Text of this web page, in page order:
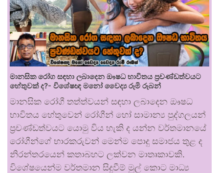
මානසික රෝග සඳහා ලබාදෙන ඖෂධ භාවිතය ප්‍රචණ්ඩත්වයට
හේතුවක් ද?- විශේෂඥ මනෝ වෛද්‍ය රූමි රූබන්
මානසික රෝගී තත්ත්වයන් සඳහා ලබාදෙන ඖෂධ
භාවිතය හේතුවෙන් රෝගීන් හෝ සාමාන්‍ය පුද්ගලයන්
ප්‍රචණ්ඩත්වයට යොමු විය හැකි ද යන්න වර්තමානයේ
රෝගීන්ගේ භාරකරුවන් මෙන්ම පොදු සමාජය තුළ ද
නිරන්තරයෙන් කතාබහට ලක්වන මාතෘකාවකි.
විශේෂයෙන්ම වර්තමාන සිදුවීම් මුල් කොට මාධ්‍ය